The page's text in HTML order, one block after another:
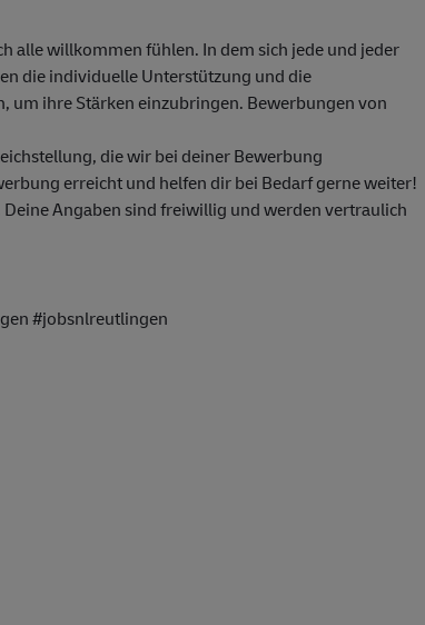
alle willkommen fühlen. In dem sich jede und jeder
die individuelle Unterstützung und die
ihre Stärken einzubringen. Bewerbungen von
die wir bei deiner Bewerbung
erreicht und helfen dir bei Bedarf gerne weiter!
Angaben sind freiwillig und werden vertraulich
#jobsnlreutlingen